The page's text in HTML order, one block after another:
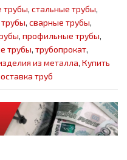
трубы, стальные трубы,
, сварные трубы,
, профильные трубы,
трубы, трубопрокат,
из металла, Купить
труб